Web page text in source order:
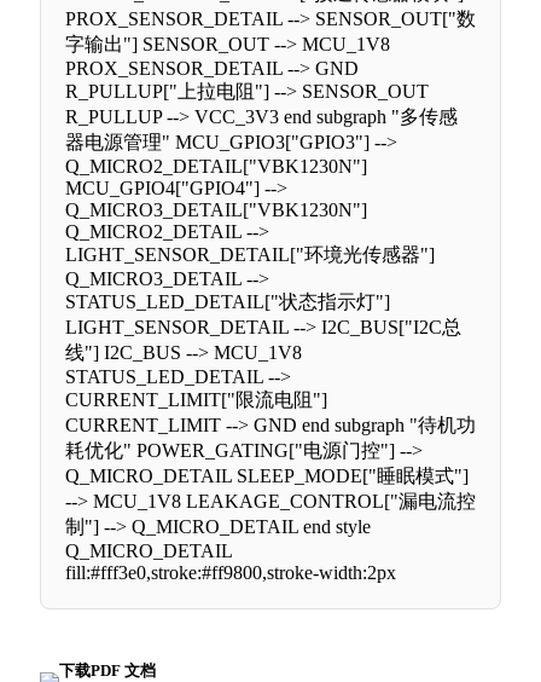
PROX_SENSOR_DETAIL --> SENSOR_OUT["数
字输出"] SENSOR_OUT --> MCU_1V8
PROX_SENSOR_DETAIL --> GND
R_PULLUP["上拉电阻"] --> SENSOR_OUT
R_PULLUP --> VCC_3V3 end subgraph "多传感
器电源管理" MCU_GPIO3["GPIO3"] -->
Q_MICRO2_DETAIL["VBK1230N"]
MCU_GPIO4["GPIO4"] -->
Q_MICRO3_DETAIL["VBK1230N"]
Q_MICRO2_DETAIL -->
LIGHT_SENSOR_DETAIL["环境光传感器"]
Q_MICRO3_DETAIL -->
STATUS_LED_DETAIL["状态指示灯"]
LIGHT_SENSOR_DETAIL --> I2C_BUS["I2C总
线"] I2C_BUS --> MCU_1V8
STATUS_LED_DETAIL -->
CURRENT_LIMIT["限流电阻"]
CURRENT_LIMIT --> GND end subgraph "待机功
耗优化" POWER_GATING["电源门控"] -->
Q_MICRO_DETAIL SLEEP_MODE["睡眠模式"]
--> MCU_1V8 LEAKAGE_CONTROL["漏电流控
制"] --> Q_MICRO_DETAIL end style
Q_MICRO_DETAIL
fill:#fff3e0,stroke:#ff9800,stroke-width:2px
下载PDF 文档